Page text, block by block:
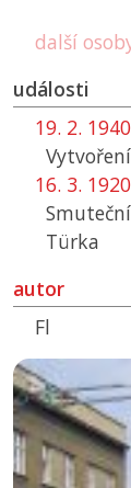
další
události
19. 2. 1940
16. 3. 1920
Türka
autor
Fl